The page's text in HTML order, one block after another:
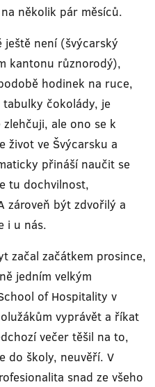
několik pár měsíců.
ještě není (švýcarský
kantonu různorodý),
hodinek na ruce,
čokolády, je
zlehčuji, ale ono se k
život ve Švýcarsku a
přináší naučit se
tu dochvilnost,
zároveň být zdvořilý a
i u nás.
začal začátkem prosince,
jedním velkým
of Hospitality v
vyprávět a říkat
večer těšil na to,
do školy, neuvěří. V
snad ze všeho